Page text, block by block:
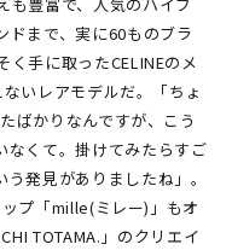
ドまで、実に60ものブラ
く手に取ったCELINEのメ
いレアモデルだ。「ちょ
ばかりなんですが、こう
なくて。掛けてみたらすご
発見がありましたね」。
プ「mille(ミレー)」もオ
TOTAMA.」のクリエイ